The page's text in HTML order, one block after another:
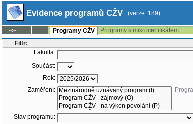
Evidence programů CŽV (verze: 189)
--:-- Programy CŽV
Programy s mikrocertifikátem
Filtr:
Fakulta:
Součást:
Rok:
Zaměření:
Stav programu: